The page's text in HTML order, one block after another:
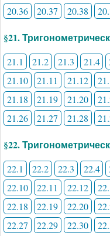
20.36
20.37 20.38
§21.
21.1 21.2 21.3 21.4
21.10
21.11 21.12
21.18
21.19 21.20
21.26
21.27 21.28
§22.
22.1 22.2 22.3 22.4
22.10
22.11 22.12
22.18
22.19 22.20
22.27
22.29 22.30